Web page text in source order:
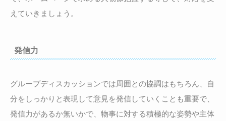
えていきましょう。
発信力
グループディスカッションでは周囲との協調はもちろん、自
分をしっかりと表現して意見を発信していくことも重要で、
発信力があるか無いかで、物事に対する積極的な姿勢や主体